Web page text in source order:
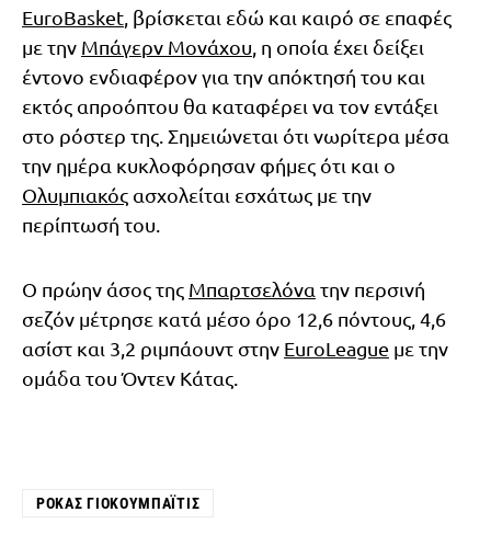
EuroBasket , βρίσκεται εδώ και καιρό σε επαφές
με την Μπάγερν Μονάχου , η οποία έχει δείξει
έντονο ενδιαφέρον για την απόκτησή του και
εκτός απροόπτου θα καταφέρει να τον εντάξει
στο ρόστερ της. Σημειώνεται ότι νωρίτερα μέσα
την ημέρα κυκλοφόρησαν φήμες ότι και ο
Ολυμπιακός ασχολείται εσχάτως με την
περίπτωσή του.
Ο πρώην άσος της Μπαρτσελόνα την περσινή
σεζόν μέτρησε κατά μέσο όρο 12,6 πόντους, 4,6
ασίστ και 3,2 ριμπάουντ στην EuroLeague με την
ομάδα του Όντεν Κάτας.
ΡΌΚΑΣ ΓΙΟΚΟΥΜΠΆΙΤΙΣ